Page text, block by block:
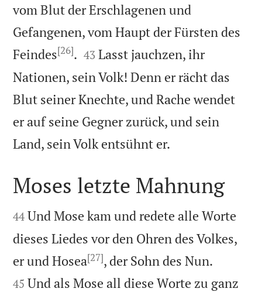
vom Blut der Erschlagenen und
Gefangenen, vom Haupt der Fürsten des
Feindes[26]. 

43 Lasst jauchzen, ihr
Nationen, sein Volk! Denn er rächt das
Blut seiner Knechte, und Rache wendet
er auf seine Gegner zurück, und sein
Land, sein Volk entsühnt er.

Moses letzte Mahnung

44 Und Mose kam und redete alle Worte
dieses Liedes vor den Ohren des Volkes,
er und Hosea[27], der Sohn des Nun.
45 Und als Mose all diese Worte zu ganz